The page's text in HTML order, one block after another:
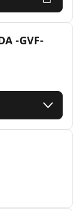
-GVF-